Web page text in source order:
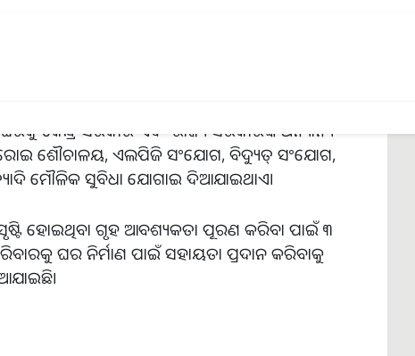
କେନ୍ଦ୍ର ସରକାର ଏବଂ ରାଜ୍ୟ ସରକାରଙ୍କ ଅନ୍ୟାନ୍ୟ
ଶୌଚାଳୟ, ଏଲପିଜି ସଂଯୋଗ, ବିଦ୍ୟୁତ୍‌ ସଂଯୋଗ,
ମୌଳିକ ସୁବିଧା ଯୋଗାଇ ଦିଆଯାଇଥାଏ।
ହୋଇଥିବା ଗୃହ ଆବଶ୍ୟକତା ପୂରଣ କରିବା ପାଇଁ ୩
ଘର ନିର୍ମାଣ ପାଇଁ ସହାୟତା ପ୍ରଦାନ କରିବାକୁ